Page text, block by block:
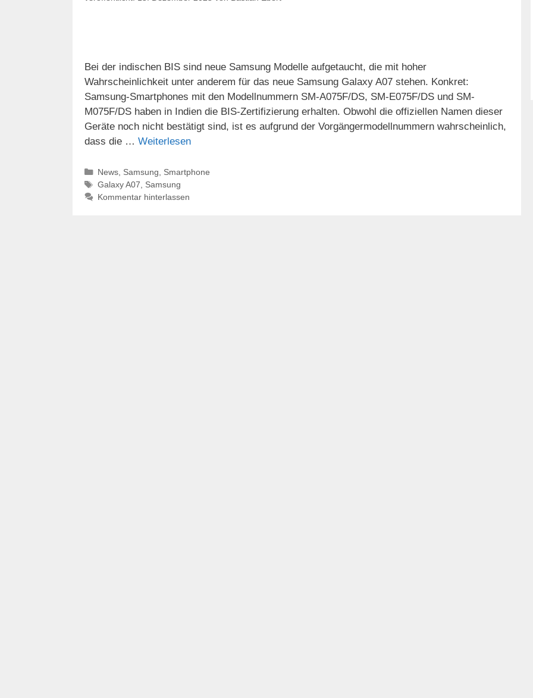
Bei der indischen BIS sind neue Samsung Modelle aufgetaucht, die mit hoher
Wahrscheinlichkeit unter anderem für das neue Samsung Galaxy A07 stehen. Konkret:
Samsung-Smartphones mit den Modellnummern SM-A075F/DS, SM-E075F/DS und SM-
M075F/DS haben in Indien die BIS-Zertifizierung erhalten. Obwohl die offiziellen Namen dieser
Geräte noch nicht bestätigt sind, ist es aufgrund der Vorgängermodellnummern wahrscheinlich,
dass die … Weiterlesen
Kategorien
News, Samsung
Smartphone
Schlagwörter
Galaxy A07
Samsung
Kommentar hinterlassen